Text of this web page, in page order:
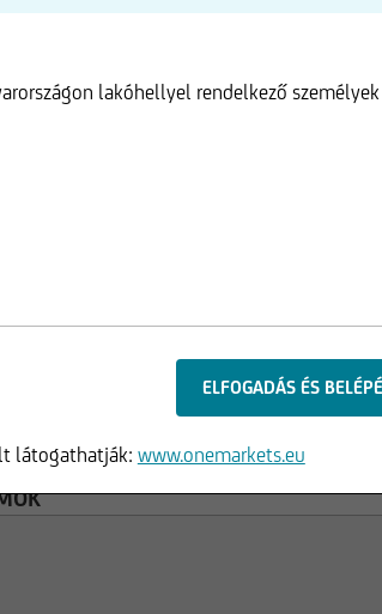
lakóhellyel rendelkező személyek
látogathatják: www.onemarkets.eu